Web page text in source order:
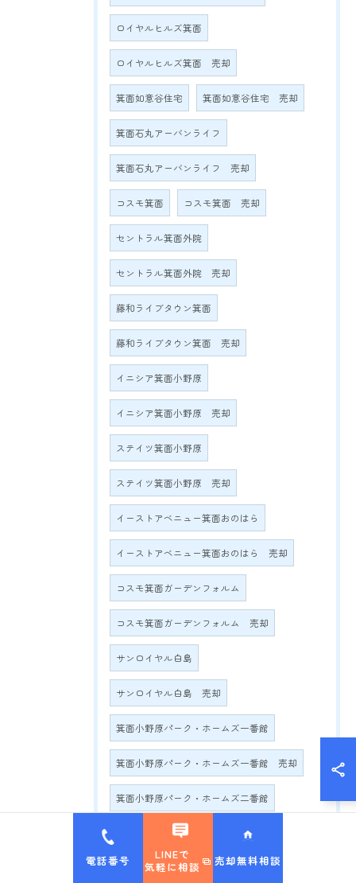
ロイヤルヒルズ箕面
ロイヤルヒルズ箕面 売却
箕面如意谷住宅 箕面如意谷住宅 売却
箕面石丸アーバンライフ
箕面石丸アーバンライフ 売却
コスモ箕面 コスモ箕面 売却
セントラル箕面外院
セントラル箕面外院 売却
藤和ライブタウン箕面
藤和ライブタウン箕面 売却
イニシア箕面小野原
イニシア箕面小野原 売却
ステイツ箕面小野原
ステイツ箕面小野原 売却
イーストアベニュー箕面おのはら
イーストアベニュー箕面おのはら 売却
コスモ箕面ガーデンフォルム
コスモ箕面ガーデンフォルム 売却
サンロイヤル白島
サンロイヤル白島 売却
箕面小野原パーク・ホームズ一番館
箕面小野原パーク・ホームズ一番館 売却
箕面小野原パーク・ホームズ二番館
箕面小野原パーク・ホームズ二番館 売却
ブリッジコート千里中央
電話番号
LINEで
気軽に相談
売却無料相談